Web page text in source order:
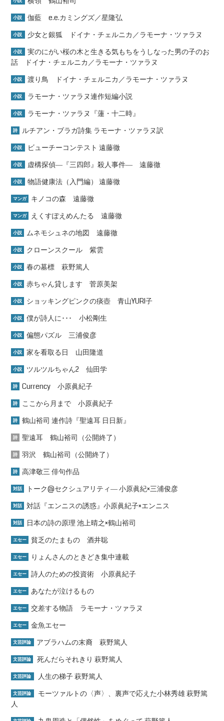
小説 伽藍 e.e.カミングズ／星隆弘
小説 少女と銀狐 ドイナ・チェルニカ／ラモーナ・ツァラヌ
小説
実のにがい桜の木と生きる気もちをうしなった男の子のお
話 ドイナ・チェルニカ／ラモーナ・ツァラヌ
小説 渡り鳥 ドイナ・チェルニカ／ラモーナ・ツァラヌ
小説 ラモーナ・ツァラヌ連作短編小説
小説 ラモーナ・ツァラヌ『蓮・十二時』
詩 ルチアン・ブラガ詩集 ラモーナ・ツァラヌ訳
小説 ビューチーコンテスト 遠藤徹
小説 虚構探偵―『三四郎』殺人事件― 遠藤徹
小説 物語健康法（入門編） 遠藤徹
マンガ キノコの森 遠藤徹
マンガ えくすぽえめんたる 遠藤徹
小説 ムネモシュネの地図 遠藤徹
小説 クローンスクール 紫雲
小説 春の墓標 萩野篤人
小説 赤ちゃん貸します 菅原美架
小説 ショッキングピンクの痰壺 青山YURI子
小説 僕が詩人に･･･ 小松剛生
小説 偏態パズル 三浦俊彦
小説 家を看取る日 山田隆道
小説 ツルツルちゃん2 仙田学
詩 Currency 小原眞紀子
詩 ここから月まで 小原眞紀子
詩 鶴山裕司 連作詩『聖遠耳 日日新』
詩 聖遠耳 鶴山裕司（公開終了）
詩 羽沢 鶴山裕司（公開終了）
詩 高津敬三 俳句作品
対話 トーク@セクシュアリティ― 小原眞紀×三浦俊彦
対話 対話『エンニスの誘惑』小原眞紀子×エンニス
対話 日本の詩の原理 池上晴之×鶴山裕司
エセー 貧乏のたまもの 酒井聡
エセー りょんさんのときどき集中連載
エセー 詩人のための投資術 小原眞紀子
エセー あなたが泣けるもの
エセー 交差する物語 ラモーナ・ツァラヌ
エセー 金魚エセー
文芸評論 アブラハムの末裔 萩野篤人
文芸評論 死んだらそれきり 萩野篤人
文芸評論 人生の梯子 萩野篤人
文芸評論
モーツァルトの〈声〉、裏声で応えた小林秀雄 萩野篤
人